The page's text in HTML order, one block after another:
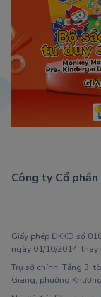
Công ty Cổ
Giấy phép ĐKKD số
ngày 01/10/2014,
Trụ sở chính: Tầng 3,
Giang, phường